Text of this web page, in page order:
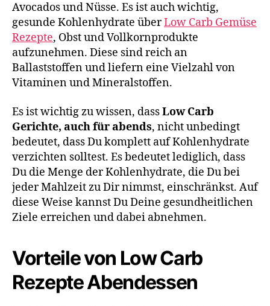
Avocados und Nüsse. Es ist auch wichtig,
gesunde Kohlenhydrate überLow Carb Gemüse
Rezepte, Obst und Vollkornprodukte
aufzunehmen. Diese sind reich an
Ballaststoffen und liefern eine Vielzahl von
Vitaminen und Mineralstoffen.
Es ist wichtig zu wissen, dassLow Carb
Gerichte, auch für abends, nicht unbedingt
bedeutet, dass Du komplett auf Kohlenhydrate
verzichten solltest. Es bedeutet lediglich, dass
Du die Menge der Kohlenhydrate, die Du bei
jeder Mahlzeit zu Dir nimmst, einschränkst. Auf
diese Weise kannst Du Deine gesundheitlichen
Ziele erreichen und dabei abnehmen.
Vorteile von Low Carb
Rezepte Abendessen